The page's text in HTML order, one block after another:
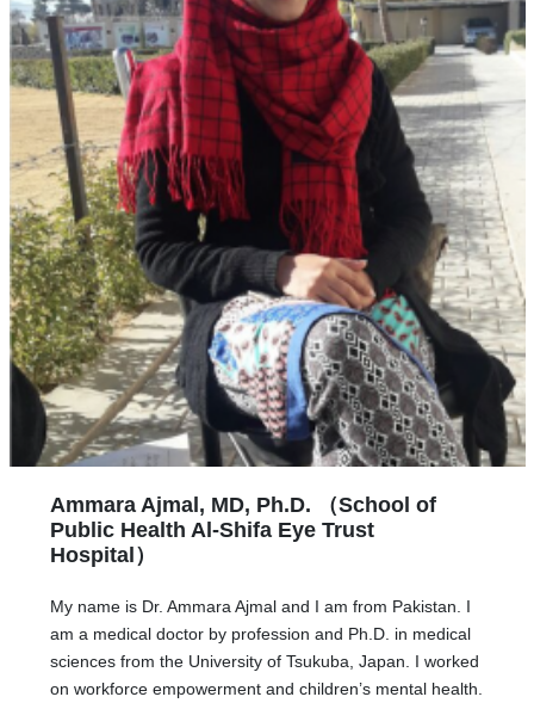
Ammara Ajmal, MD, Ph.D. （School of
Public Health Al-Shifa Eye Trust
Hospital）
My name is Dr. Ammara Ajmal and I am from Pakistan. I
am a medical doctor by profession and Ph.D. in medical
sciences from the University of Tsukuba, Japan. I worked
on workforce empowerment and children’s mental health.